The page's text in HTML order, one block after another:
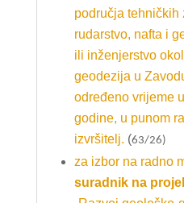
područja tehničkih
rudarstvo, nafta i
ili inženjerstvo
geodezija u
određeno vrijeme
godine, u punom
izvršitelj. (63/26)
za izbor na radno
suradnik na